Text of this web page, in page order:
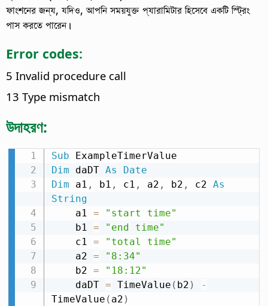
ফাংশনের জন্য, যদিও, আপনি সময়যুক্ত প্যারামিটার হিসেবে একটি স্ট্রিং
পাস করতে পারেন।
Error codes:
5 Invalid procedure call
13 Type mismatch
উদাহরণ:
Sub
Dim daDT As
Date
Dim a1 , b1 , c1 , a2 , b2 , c2 As
String
    a1
=
"start time"
    b1
=
"end time"
    c1
=
"total time"
    a2
=
"8:34"
    b2
=
"18:12"
    daDT
= TimeValue ( b2 )
-
TimeValue ( a2 )